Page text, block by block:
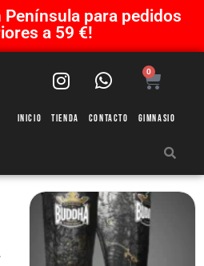
Península para pedidos
a 59 €!
0
Inicio Tienda Contacto Gimnasio